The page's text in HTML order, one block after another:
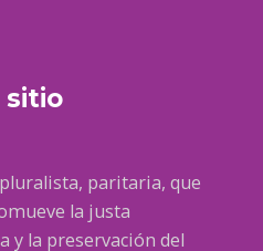
sitio
paritaria, que
la justa
y la preservación del